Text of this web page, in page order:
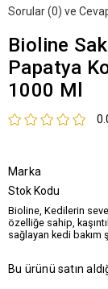
Sorular (0) ve
Bioline
Papatya
1000 Ml
Marka
Stok Kodu
Bioline, Kedilerin
özelliğe sahip,
sağlayan kedi bakım
Bu ürünü satın